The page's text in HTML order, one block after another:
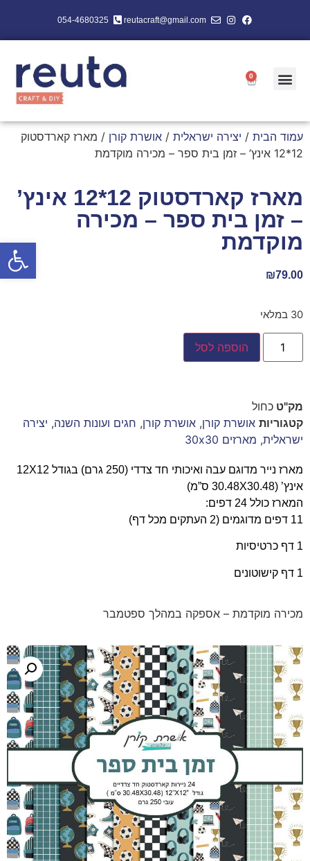
פתח
reutacraft@gmail.com
054-4680325
0
עמוד הבית / יצירה ישראלית / אושרת קורן / מארז קארדסטוק
12*12 אינץ’ – זמן בית ספר – מכירה מוקדמת
מארז קארדסטוק 12*12 אינץ’
– זמן בית ספר – מכירה
מוקדמת
₪79.00
30 במלאי
הוספה לסל
מק"ט כחול
קטגוריות אושרת קורן, אושרת קורן, חגים ועונות השנה, יצירה
ישראלית, מארזים 30x30
מארז נייר מדוגם עבה ואיכותי חד צדדי (250 גרם) בגודל 12X12
אינץ’ (30.48X30.48 ס”מ)
המארז כולל 24 דפים:
11 דפים מדוגמים (2 העתקים מכל דף)
1 דף כרטיסיות
1 דף קישוטונים
מכירה מוקדמת – אספקה במהלך ספטמבר